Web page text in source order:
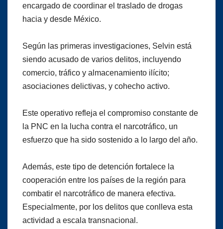
encargado de coordinar el traslado de drogas
hacia y desde México.
Según las primeras investigaciones, Selvin está
siendo acusado de varios delitos, incluyendo
comercio, tráfico y almacenamiento ilícito;
asociaciones delictivas, y cohecho activo.
Este operativo refleja el compromiso constante de
la PNC en la lucha contra el narcotráfico, un
esfuerzo que ha sido sostenido a lo largo del año.
Además, este tipo de detención fortalece la
cooperación entre los países de la región para
combatir el narcotráfico de manera efectiva.
Especialmente, por los delitos que conlleva esta
actividad a escala transnacional.